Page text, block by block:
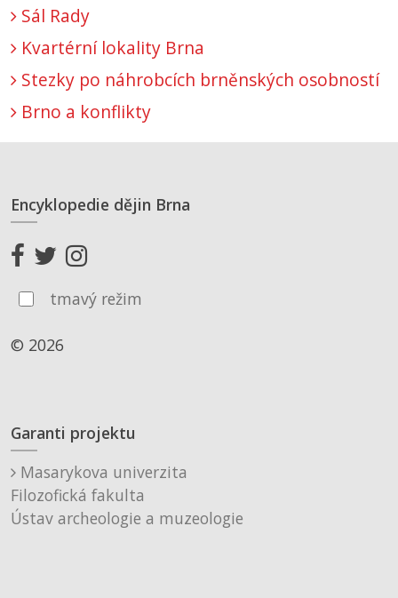
Sál Rady
Kvartérní lokality Brna
Stezky po náhrobcích brněnských osobností
Brno a konflikty
Encyklopedie dějin Brna
tmavý režim
© 2026
Garanti projektu
Masarykova univerzita
Filozofická fakulta
Ústav archeologie a muzeologie